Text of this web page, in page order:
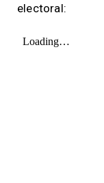
electoral: